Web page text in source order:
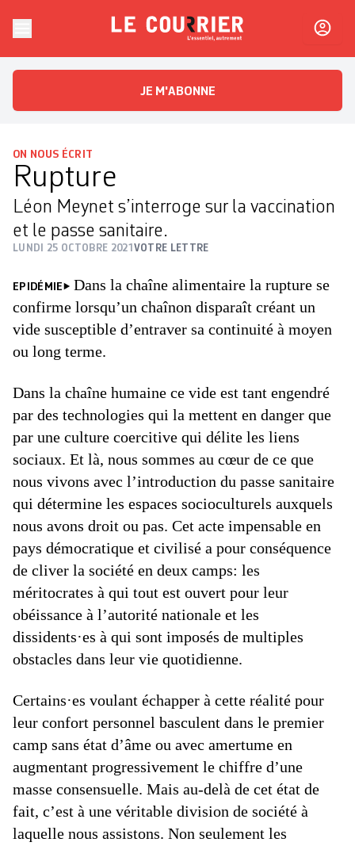
Le CourrierL'essentiel, autrement
JE M'ABONNE
ON NOUS ÉCRIT
Rupture
Léon Meynet s’interroge sur la vaccination
et le passe sanitaire.
LUNDI 25 OCTOBRE 2021 VOTRE LETTRE
EPIDÉMIE
Dans la chaîne alimentaire la rupture se
confirme lorsqu’un chaînon disparaît créant un
vide susceptible d’entraver sa continuité à moyen
ou long terme.
Dans la chaîne humaine ce vide est tant engendré
par des technologies qui la mettent en danger que
par une culture coercitive qui délite les liens
sociaux. Et là, nous sommes au cœur de ce que
nous vivons avec l’introduction du passe sanitaire
qui détermine les espaces socioculturels auxquels
nous avons droit ou pas. Cet acte impensable en
pays démocratique et civilisé a pour conséquence
de cliver la société en deux camps: les
méritocrates à qui tout est ouvert pour leur
obéissance à l’autorité nationale et les
dissidents·es à qui sont imposés de multiples
obstacles dans leur vie quotidienne.
Certains·es voulant échapper à cette réalité pour
leur confort personnel basculent dans le premier
camp sans état d’âme ou avec amertume en
augmentant progressivement le chiffre d’une
masse consensuelle. Mais au-delà de cet état de
fait, c’est à une véritable division de société à
laquelle nous assistons. Non seulement les